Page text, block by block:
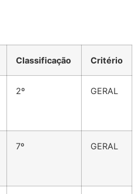
Classificação Critério
2º GERAL
7º GERAL